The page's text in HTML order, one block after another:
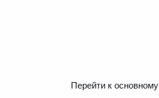
Перейти к основному